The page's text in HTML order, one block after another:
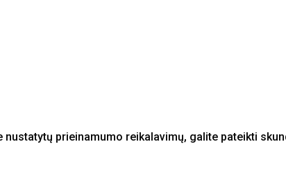
prieinamumo reikalavimų, galite pateikti